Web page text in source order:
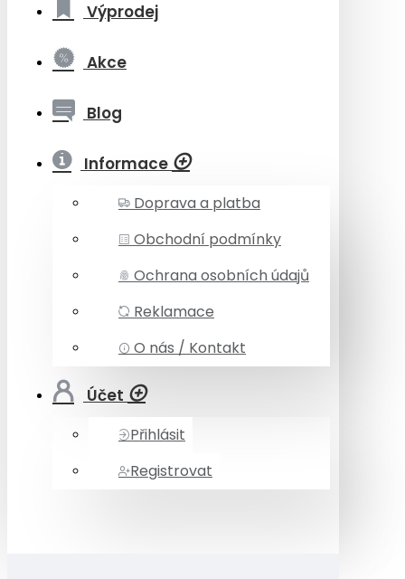
Výprodej
Akce
Blog
Informace
Doprava a platba
Obchodní podmínky
Ochrana osobních údajů
Reklamace
O nás / Kontakt
Účet
Přihlásit
Registrovat